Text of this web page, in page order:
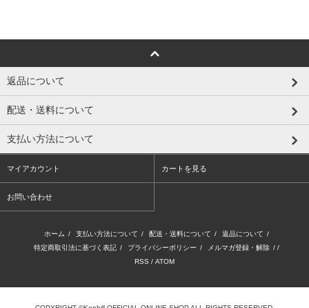
返品について
配送・送料について
支払い方法について
マイアカウント カートを見る
お問い合わせ
ホーム / 支払い方法について / 配送・送料について / 返品について /
特定商取引法に基づく表記 / プライバシーポリシー / メルマガ登録・解除 / /
RSS / ATOM